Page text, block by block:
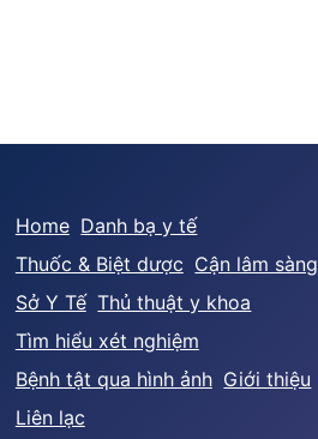
Home Danh bạ y tế
Thuốc & Biệt dược Cận lâm sàng
Sở Y Tế Thủ thuật y khoa
Tìm hiểu xét nghiệm
Bệnh tật qua hình ảnh Giới thiệu
Liên lạc